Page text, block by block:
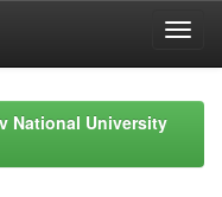
National University